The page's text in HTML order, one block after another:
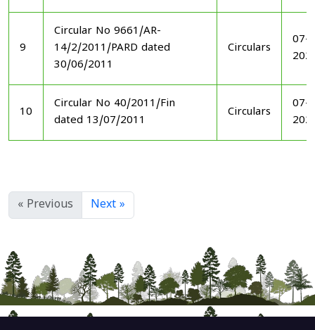
9
Circular No 9661/AR-
14/2/2011/PARD dated
30/06/2011
Circulars
07-
10
Circular No 40/2011/Fin
dated 13/07/2011
Circulars
07-
« Previous Next »